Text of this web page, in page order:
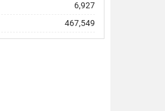
6,927
467,549